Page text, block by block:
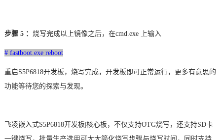
步骤 5 ： 烧写完成以上镜像之后，在cmd.exe 上输入
# fastboot.exe reboot
重启S5P6818开发板，烧写完成，开发板即可正常运行，更多有意思的
功能等待您的探索与发现。
飞凌嵌入式S5P6818开发板|核心板，不仅支持OTG烧写，还支持SD卡